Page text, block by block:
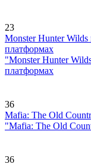
23
Monster Hunter
платформах
"Monster Hunter
платформах
36
Mafia: The Old
"Mafia: The Old
36